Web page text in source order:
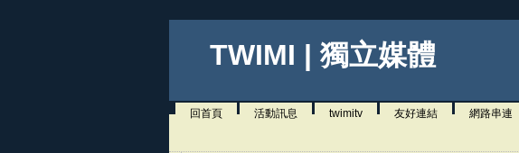
TWIMI | 獨立媒體
回首頁 活動訊息 twimitv 友好連結 網路串連